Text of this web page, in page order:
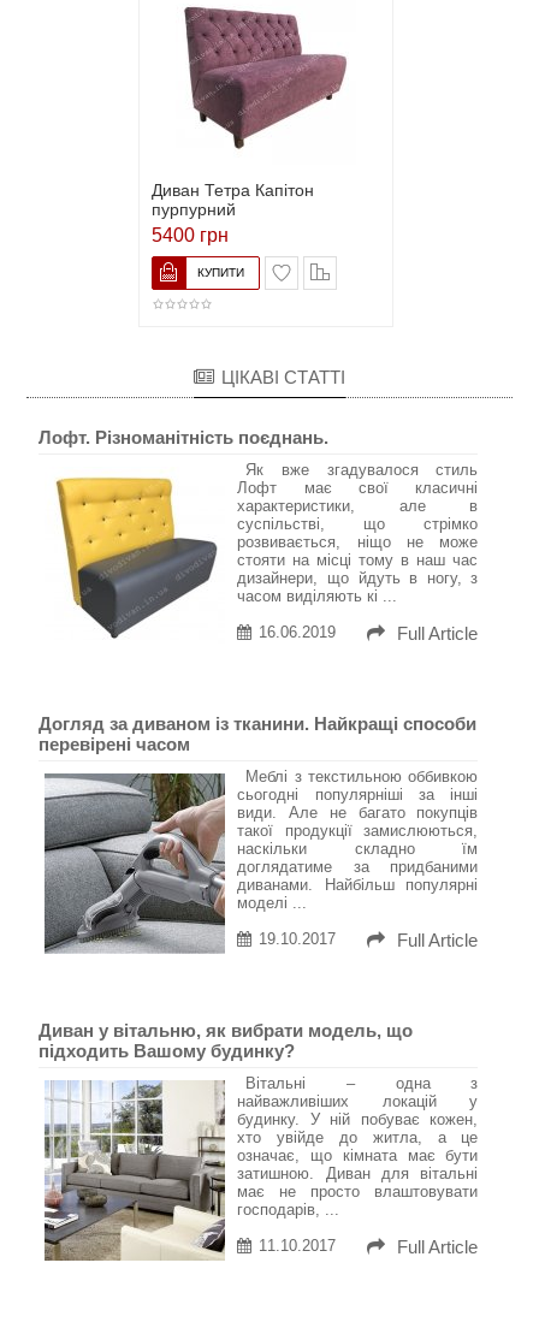
Диван Тетра Капітон
пурпурний
5400 грн
ЦІКАВІ СТАТТІ
Лофт. Різноманітність поєднань.
Як вже згадувалося стиль
Лофт має свої класичні
характеристики, але в
суспільстві, що стрімко
розвивається, ніщо не може
стояти на місці тому в наш час
дизайнери, що йдуть в ногу, з
часом виділяють кі ...
16.06.2019
Full Article
Догляд за диваном із тканини. Найкращі способи
перевірені часом
Меблі з текстильною оббивкою
сьогодні популярніші за інші
види. Але не багато покупців
такої продукції замислюються,
наскільки складно їм
доглядатиме за придбаними
диванами. Найбільш популярні
моделі ...
19.10.2017
Full Article
Диван у вітальню, як вибрати модель, що
підходить Вашому будинку?
Вітальні – одна з
найважливіших локацій у
будинку. У ній побуває кожен,
хто увійде до житла, а це
означає, що кімната має бути
затишною. Диван для вітальні
має не просто влаштовувати
господарів, ...
11.10.2017
Full Article